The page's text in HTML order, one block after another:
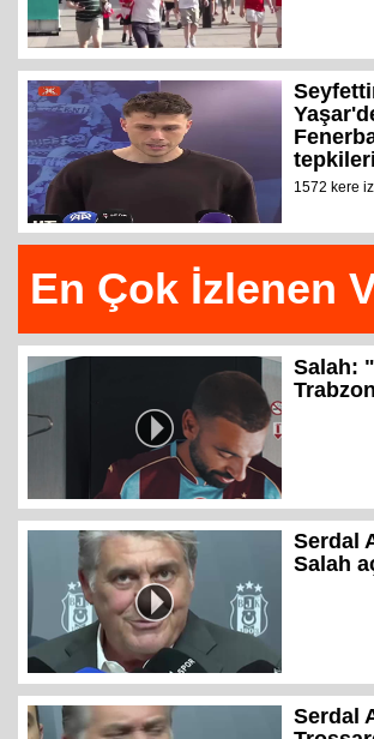
1572 kere
En Çok İzlenen
Salah:
Serdal
Salah
Serdal